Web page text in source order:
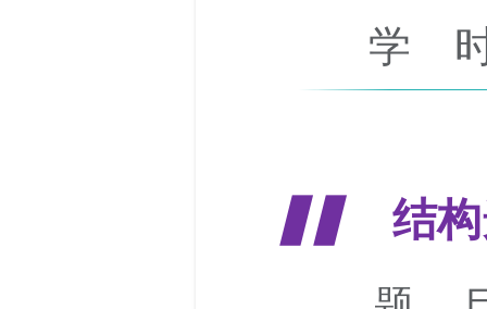
学 时
▋▋ 结